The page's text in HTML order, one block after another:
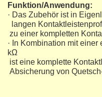
Funktion/Anwendung:
· Das Zubehör ist in
langen
zu einer kompletten
· In Kombination mit
kΩ
ist eine komplette
Absicherung von